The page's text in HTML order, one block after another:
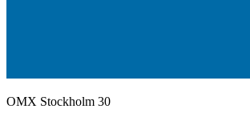
OMX Stockholm 30